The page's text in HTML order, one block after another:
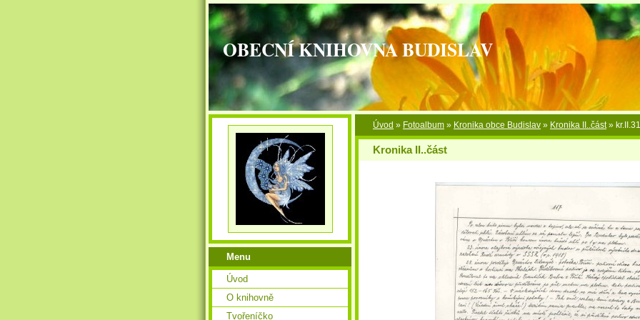
OBECNÍ KNIHOVNA BUDISLAV
Úvod » Fotoalbum » Kronika obce Budislav » Kronika II..část» kr.II.31
Kronika II..část
Menu
Úvod
O knihovně
Tvořeníčko